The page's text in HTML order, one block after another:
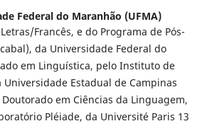
Federal do Maranhão (UFMA)
Francês, e do Programa de Pós-
da Universidade Federal do
em Linguística, pelo Instituto de
Estadual de Campinas
Doutorado em Ciências da Linguagem,
Pléiade, da Université Paris 13